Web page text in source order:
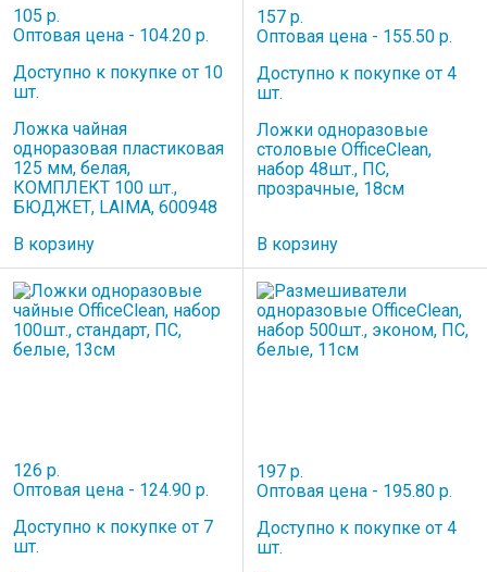
105 р.
Оптовая цена - 104.20 р.
Доступно к покупке от 10
шт.
Ложка чайная
одноразовая пластиковая
125 мм, белая,
КОМПЛЕКТ 100 шт.,
БЮДЖЕТ, LAIMA, 600948
В корзину
157 р.
Оптовая цена - 155.50 р.
Доступно к покупке от 4
шт.
Ложки одноразовые
столовые OfficeClean,
набор 48шт., ПС,
прозрачные, 18см
В корзину
126 р.
Оптовая цена - 124.90 р.
Доступно к покупке от 7
шт.
197 р.
Оптовая цена - 195.80 р.
Доступно к покупке от 4
шт.